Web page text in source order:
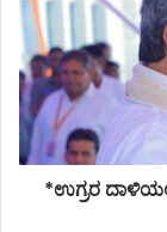
ಮೃತಪಟ್ಟ
ಕುಟುಂಬಗಳಿಗೆ
ಹತ್ತು
ಲಕ್ಷ
ಪರಿಹಾರ
ಘೋಷಿಸಿದ
ಸಿಎಂ*
*ಉಗ್ರರ